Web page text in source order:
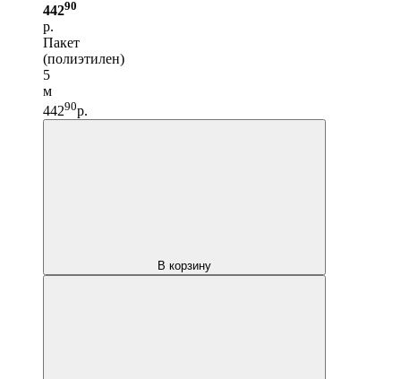
44290
р.
Пакет
(полиэтилен)
5
м
44290р.
В корзину